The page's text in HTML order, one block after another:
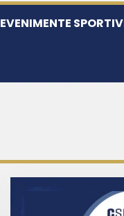
EVENIMENTE